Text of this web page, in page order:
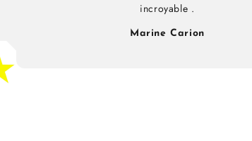
incroyable .
Marine Carion